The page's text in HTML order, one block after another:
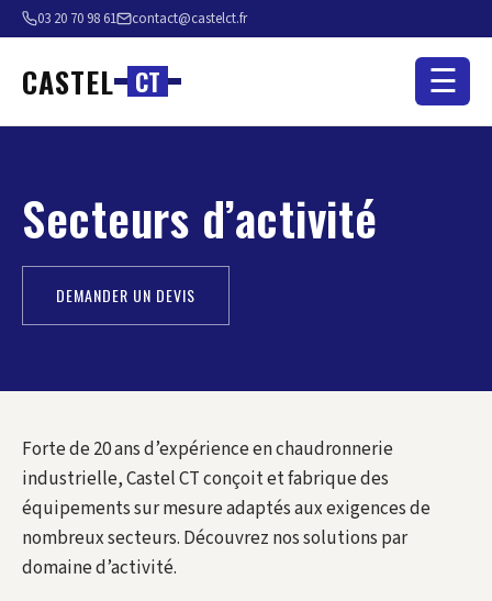
03 20 70 98 61 contact@castelct.fr
CASTEL CT ☰
Secteurs d’activité
DEMANDER UN DEVIS
Forte de 20 ans d’expérience en chaudronnerie
industrielle, Castel CT conçoit et fabrique des
équipements sur mesure adaptés aux exigences de
nombreux secteurs. Découvrez nos solutions par
domaine d’activité.